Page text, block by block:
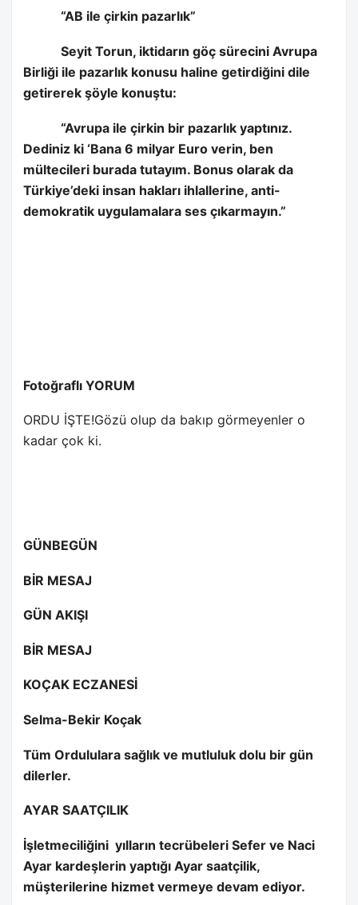
“AB ile çirkin pazarlık”
Seyit Torun, iktidarın göç sürecini Avrupa
Birliği ile pazarlık konusu haline getirdiğini dile
getirerek şöyle konuştu:
“Avrupa ile çirkin bir pazarlık yaptınız.
Dediniz ki ‘Bana 6 milyar Euro verin, ben
mültecileri burada tutayım. Bonus olarak da
Türkiye’deki insan hakları ihlallerine, anti-
demokratik uygulamalara ses çıkarmayın.”
Fotoğraflı YORUM
ORDU İŞTE!Gözü olup da bakıp görmeyenler o
kadar çok ki.
GÜNBEGÜN
BİR MESAJ
GÜN AKIŞI
BİR MESAJ
KOÇAK ECZANESİ
Selma-Bekir Koçak
Tüm Ordululara sağlık ve mutluluk dolu bir gün
dilerler.
AYAR SAATÇILIK
İşletmeciliğini yılların tecrübeleri Sefer ve Naci
Ayar kardeşlerin yaptığı Ayar saatçilik,
müşterilerine hizmet vermeye devam ediyor.